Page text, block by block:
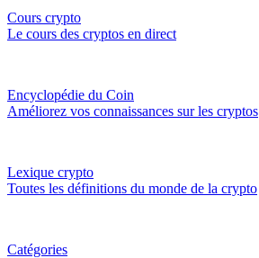
Cours crypto
Le cours des cryptos en direct
Encyclopédie du Coin
Améliorez vos connaissances sur les cryptos
Lexique crypto
Toutes les définitions du monde de la crypto
Catégories